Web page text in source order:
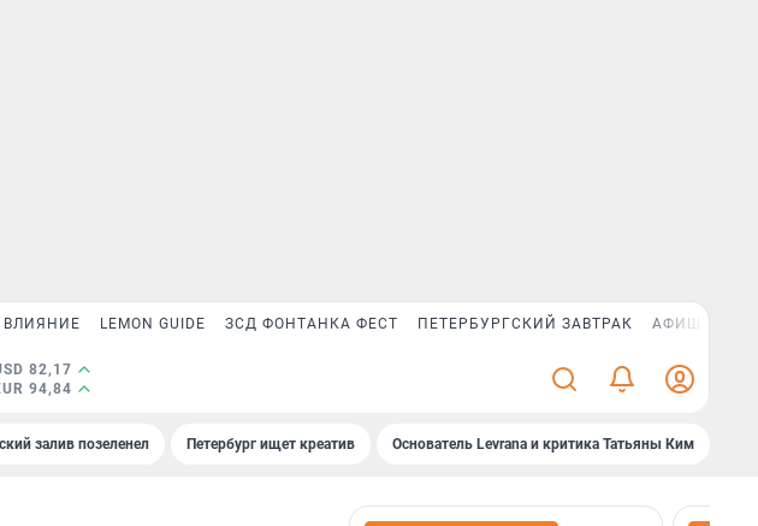
LEMON GUIDE ЗСД ФОНТАНКА ФЕСТ ПЕТЕРБУРГСКИЙ ЗАВТРАК АФИША PLUS
82,17
94,84
залив позеленел Петербург ищет креатив Основатель Levrana и критика Татьяны Ким